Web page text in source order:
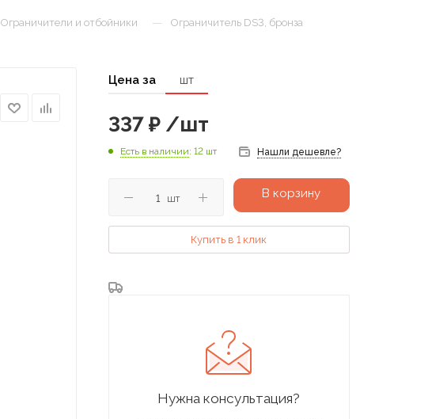
Ограничители и отбойники — Ограничитель DS3, бронза
Цена за шт
337₽/шт
Есть в наличии: 12 шт Нашли дешевле?
шт В корзину
Купить в 1 клик
Нужна консультация?